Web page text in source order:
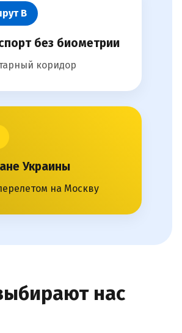
В
без биометрии
коридор
Украины
на Москву
нас